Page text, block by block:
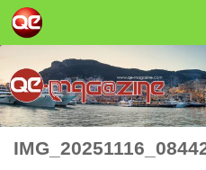
Salta al contenuto